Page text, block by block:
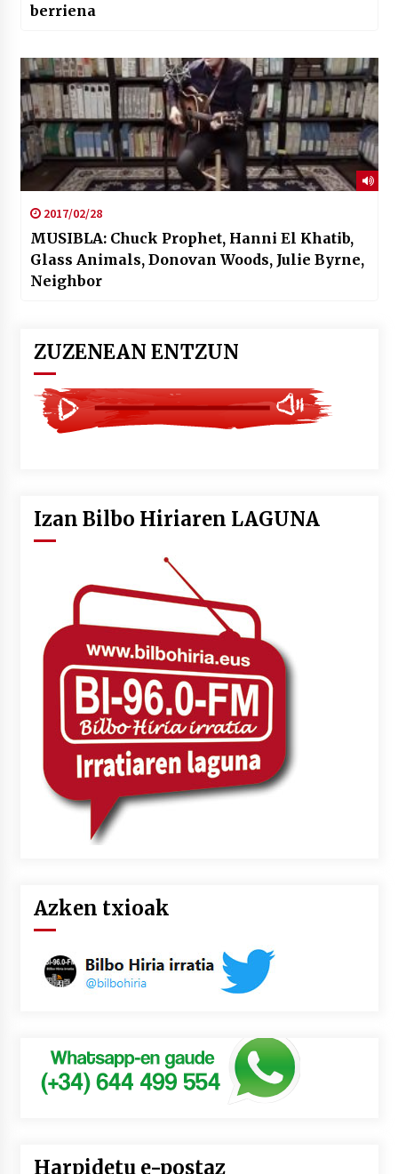
berriena
2017/02/28
MUSIBLA: Chuck Prophet, Hanni El Khatib,
Glass Animals, Donovan Woods, Julie Byrne,
Neighbor
ZUZENEAN ENTZUN
Izan Bilbo Hiriaren LAGUNA
Azken txioak
Harpidetu e-postaz